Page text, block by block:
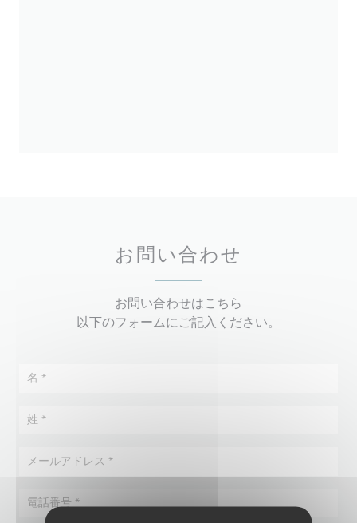
お問い合わせ
お問い合わせはこちら
以下のフォームにご記入ください。